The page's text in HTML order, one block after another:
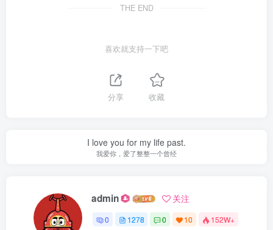
THE END
喜欢就支持一下吧
分享 收藏
I love you for my life past.
我爱你，爱了整整一个曾经
admin 关注
0 1278 0 10 152W+